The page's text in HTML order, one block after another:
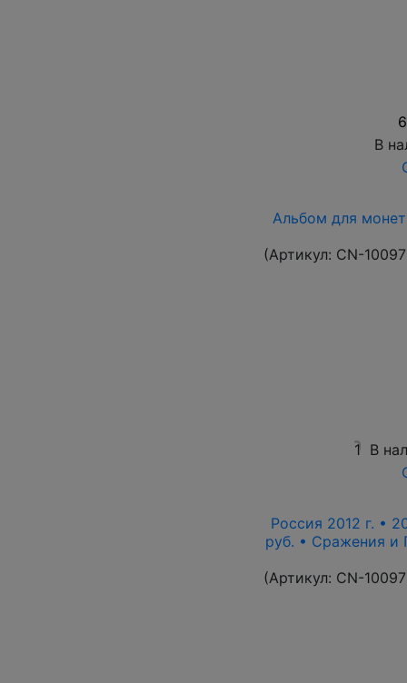
В
Альбом для
(Артикул: CN-
1 В
Россия 2012 г. •
руб. • Сражения и
(Артикул: CN-10097